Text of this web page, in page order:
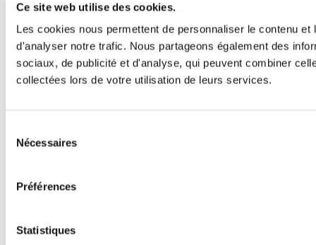
Ce site web utilise des cookies.
Les cookies nous permettent de personnaliser le contenu
d'analyser notre trafic. Nous partageons également des
sociaux, de publicité et d'analyse, qui peuvent combiner
collectées lors de votre utilisation de leurs services.
Nécessaires
Préférences
Statistiques